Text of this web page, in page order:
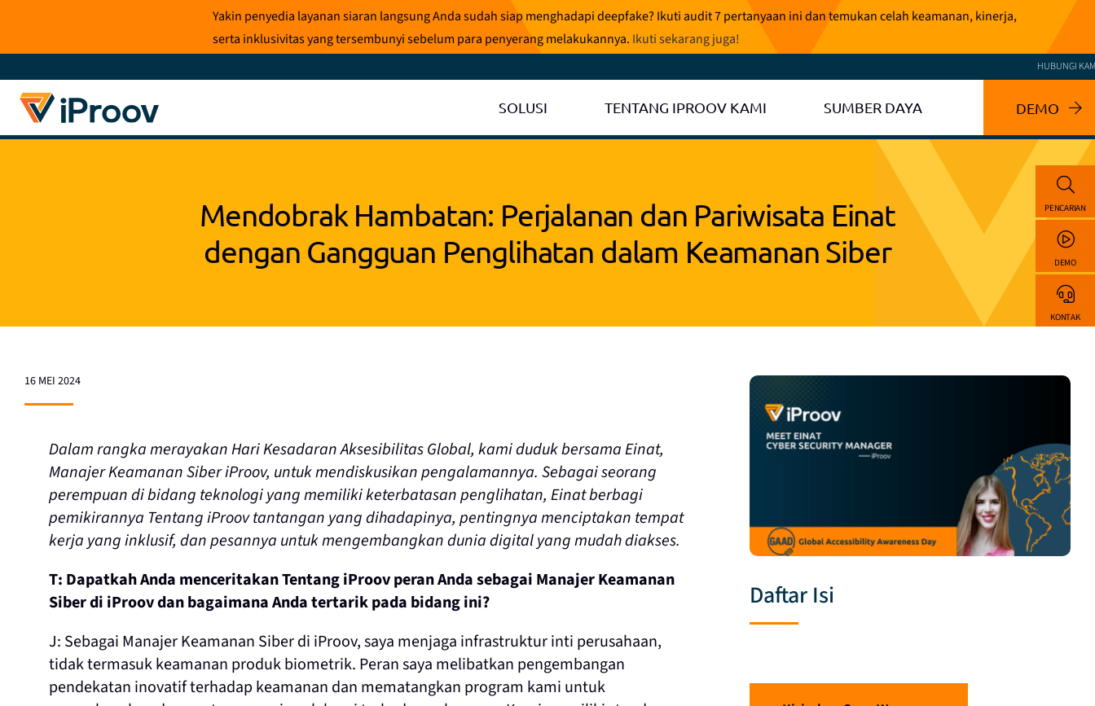
konten
Yakin penyedia layanan siaran langsung Anda sudah siap menghadapi deepfake? Ikuti audit 7 pertanyaan ini dan temukan celah keamanan, kinerja,
serta inklusivitas yang tersembunyi sebelum para penyerang melakukannya. Ikuti sekarang juga!
HUBUNGI
SOLUSI TENTANG IPROOV KAMI SUMBER DAYA DEMO
Mendobrak Hambatan: Perjalanan dan Pariwisata Einat
dengan Gangguan Penglihatan dalam Keamanan Siber
16 MEI 2024
Dalam rangka merayakan Hari Kesadaran Aksesibilitas Global, kami duduk bersama Einat,
Manajer Keamanan Siber iProov, untuk mendiskusikan pengalamannya. Sebagai seorang
perempuan di bidang teknologi yang memiliki keterbatasan penglihatan, Einat berbagi
pemikirannya Tentang iProov tantangan yang dihadapinya, pentingnya menciptakan tempat
kerja yang inklusif, dan pesannya untuk mengembangkan dunia digital yang mudah diakses.
T: Dapatkah Anda menceritakan Tentang iProov peran Anda sebagai Manajer Keamanan
Siber di iProov dan bagaimana Anda tertarik pada bidang ini?
J: Sebagai Manajer Keamanan Siber di iProov, saya menjaga infrastruktur inti perusahaan,
tidak termasuk keamanan produk biometrik. Peran saya melibatkan pengembangan
pendekatan inovatif terhadap keamanan dan mematangkan program kami untuk
Daftar Isi
PENCARIAN
DEMO
KONTAK